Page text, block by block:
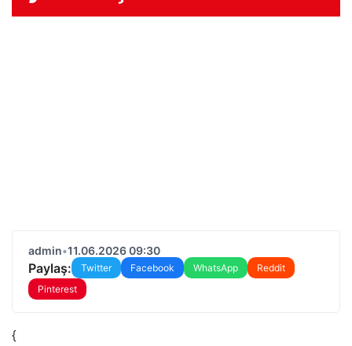
admin•11.06.2026 09:30
Paylaş: Twitter Facebook WhatsApp
Reddit
Pinterest
{